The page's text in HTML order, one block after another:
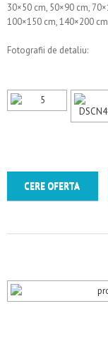
30×50 cm, 50×90 cm,
100×150 cm, 140×200
Fotografii de detaliu:
CERE OFERTA